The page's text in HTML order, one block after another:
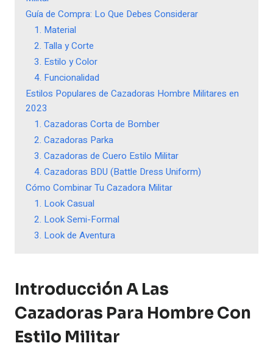
Guía de Compra: Lo Que Debes Considerar
1. Material
2. Talla y Corte
3. Estilo y Color
4. Funcionalidad
Estilos Populares de Cazadoras Hombre Militares en
2023
1. Cazadoras Corta de Bomber
2. Cazadoras Parka
3. Cazadoras de Cuero Estilo Militar
4. Cazadoras BDU (Battle Dress Uniform)
Cómo Combinar Tu Cazadora Militar
1. Look Casual
2. Look Semi-Formal
3. Look de Aventura
Introducción A Las
Cazadoras Para Hombre Con
Estilo Militar